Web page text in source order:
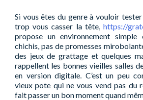
Si vous êtes du genre à vouloir
trop vous casser la tête, https://
propose un environnement
chichis, pas de promesses
des jeux de grattage et quelques
rappellent les bonnes vieilles salles
en version digitale. C’est un peu
vieux pote qui ne vous vend pas du
fait passer un bon moment quand